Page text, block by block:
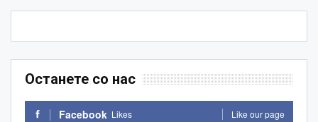
Останете со нас
Facebook Likes Like our page